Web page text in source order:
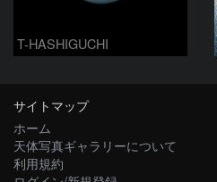
T-HASHIGUCHI
サイトマップ
ホーム
天体写真ギャラリーについて
利用規約